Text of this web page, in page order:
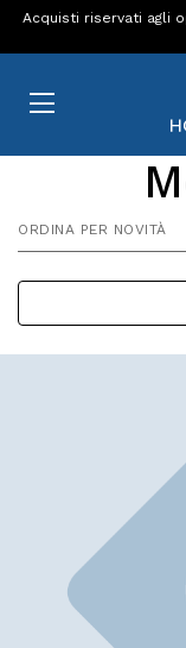
Acquisti riservati agli
ORDINA PER NOVITÀ